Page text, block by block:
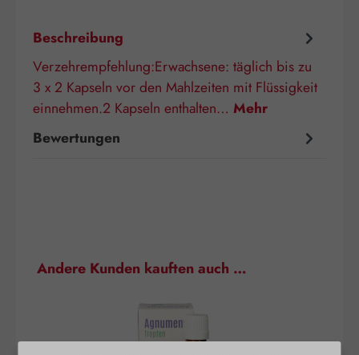
Beschreibung
Verzehrempfehlung:Erwachsene: täglich bis zu
3 x 2 Kapseln vor den Mahlzeiten mit Flüssigkeit
einnehmen.2 Kapseln enthalten… Mehr
Bewertungen
Produktgalerie überspringen
Andere Kunden kauften auch …